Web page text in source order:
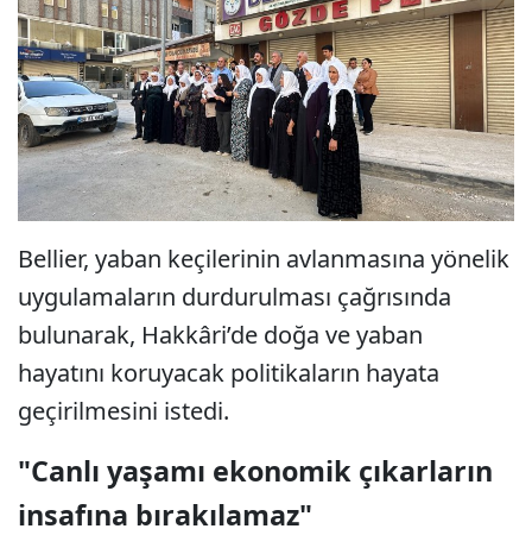
Bellier, yaban keçilerinin avlanmasına yönelik
uygulamaların durdurulması çağrısında
bulunarak, Hakkâri’de doğa ve yaban
hayatını koruyacak politikaların hayata
geçirilmesini istedi.
"Canlı yaşamı ekonomik çıkarların
insafına bırakılamaz"